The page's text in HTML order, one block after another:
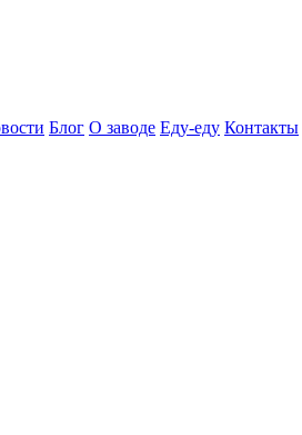
Блог О заводе Еду-еду Контакты